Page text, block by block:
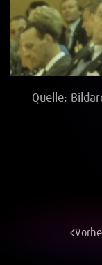
Vollbild
Quelle: